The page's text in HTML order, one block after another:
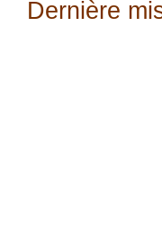
Dernière